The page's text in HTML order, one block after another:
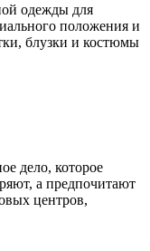
одежды для
положения и
блузки и костюмы
дело, которое
а предпочитают
центров,